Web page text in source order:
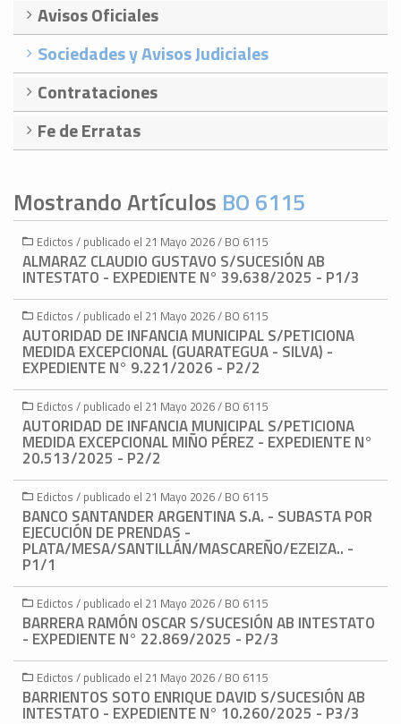
Avisos Oficiales
Sociedades y Avisos Judiciales
Contrataciones
Fe de Erratas
Mostrando Artículos BO 6115
Edictos / publicado el 21 Mayo 2026 / BO 6115
ALMARAZ CLAUDIO GUSTAVO S/SUCESIÓN AB
INTESTATO - EXPEDIENTE N° 39.638/2025 - P1/3
Edictos / publicado el 21 Mayo 2026 / BO 6115
AUTORIDAD DE INFANCIA MUNICIPAL S/PETICIONA
MEDIDA EXCEPCIONAL (GUARATEGUA - SILVA) -
EXPEDIENTE N° 9.221/2026 - P2/2
Edictos / publicado el 21 Mayo 2026 / BO 6115
AUTORIDAD DE INFANCIA MUNICIPAL S/PETICIONA
MEDIDA EXCEPCIONAL MIÑO PÉREZ - EXPEDIENTE N°
20.513/2025 - P2/2
Edictos / publicado el 21 Mayo 2026 / BO 6115
BANCO SANTANDER ARGENTINA S.A. - SUBASTA POR
EJECUCIÓN DE PRENDAS -
PLATA/MESA/SANTILLÁN/MASCAREÑO/EZEIZA.. -
P1/1
Edictos / publicado el 21 Mayo 2026 / BO 6115
BARRERA RAMÓN OSCAR S/SUCESIÓN AB INTESTATO
- EXPEDIENTE N° 22.869/2025 - P2/3
Edictos / publicado el 21 Mayo 2026 / BO 6115
BARRIENTOS SOTO ENRIQUE DAVID S/SUCESIÓN AB
INTESTATO - EXPEDIENTE N° 10.260/2025 - P3/3